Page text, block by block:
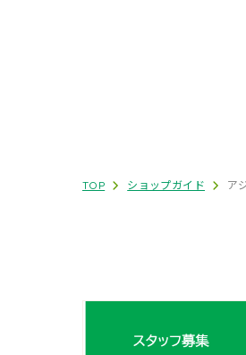
TOP ショップガイド ア